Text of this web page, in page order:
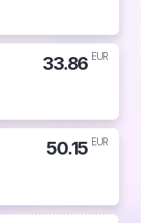
33.86 EUR
50.15 EUR